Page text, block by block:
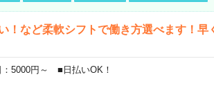
！など柔軟シフトで働き方選べます！早
5000円～ ■日払いOK！